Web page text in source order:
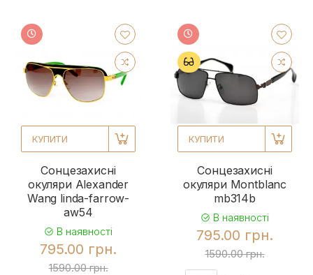
КУПИТИ
Сонцезахисні
окуляри Alexander
Wang linda-farrow-
aw54
В наявності
795.00 грн.
1590.00 грн.
КУПИТИ
Сонцезахисні
окуляри Montblanc
mb314b
В наявності
795.00 грн.
1590.00 грн.